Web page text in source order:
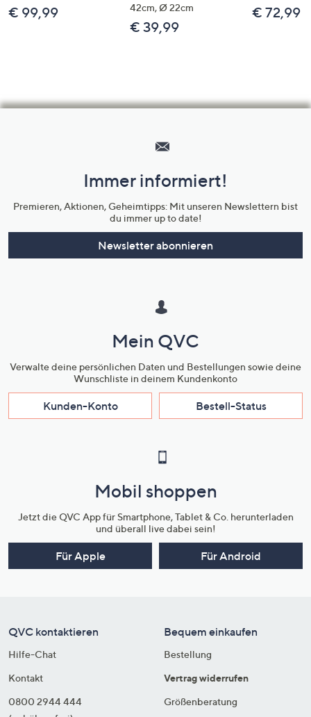
€ 99,99
42cm, Ø 22cm
€ 39,99
€ 72,99
Unternehmensinformationen
Immer informiert!
Premieren, Aktionen, Geheimtipps: Mit unseren Newslettern bist
du immer up to date!
Newsletter abonnieren
Mein QVC
Verwalte deine persönlichen Daten und Bestellungen sowie deine
Wunschliste in deinem Kundenkonto
Kunden-Konto Bestell-Status
Mobil shoppen
Jetzt die QVC App für Smartphone, Tablet & Co. herunterladen
und überall live dabei sein!
Für Apple Für Android
QVC kontaktieren
Hilfe-Chat
Kontakt
0800 2944 444
Bequem einkaufen
Bestellung
Vertrag widerrufen
Größenberatung